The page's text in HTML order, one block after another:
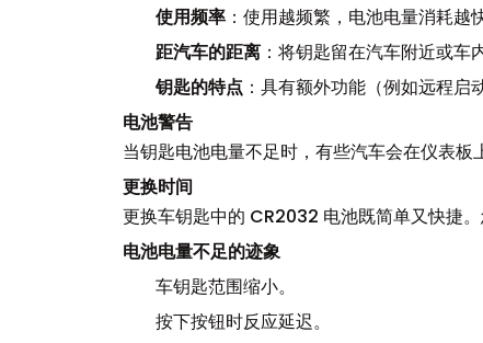
使用频率 ：使用越频繁，电池电量消耗越快
距汽车的距离 ：将钥匙留在汽车附近或车
钥匙的特点 ：具有额外功能（例如远程启
电池警告
当钥匙电池电量不足时，有些汽车会在仪表板
更换时间
更换车钥匙中的 CR2032 电池既简单又快捷
电池电量不足的迹象
车钥匙范围缩小。
按下按钮时反应延迟。